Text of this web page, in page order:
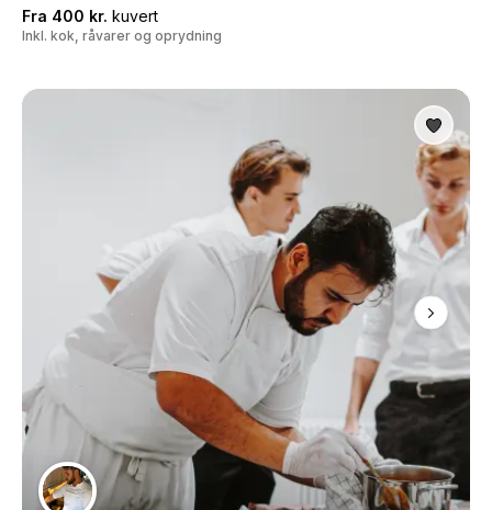
Fra 400 kr. kuvert
Inkl. kok, råvarer og oprydning